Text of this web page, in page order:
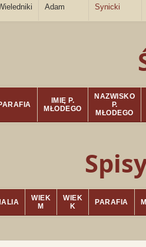
Adam Synicki
IMIĘ P.
MŁODEGO
NAZWISKO
P.
MŁODEGO
WIEK
M
WIEK
K
PARAFIA